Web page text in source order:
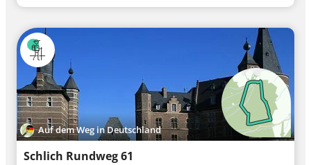
Auf dem Weg in Deutschland
Schlich Rundweg 61